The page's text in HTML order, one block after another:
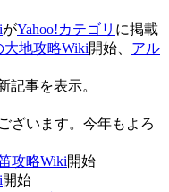
がYahoo!カテゴリ に掲載
大地攻略Wiki開始、 アル
記事を表示。
ざいます。今年もよろ
攻略Wiki開始
開始